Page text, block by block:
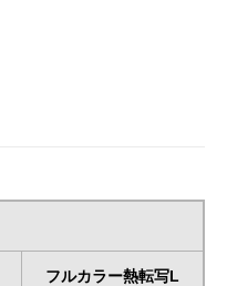
フルカラー熱転写L